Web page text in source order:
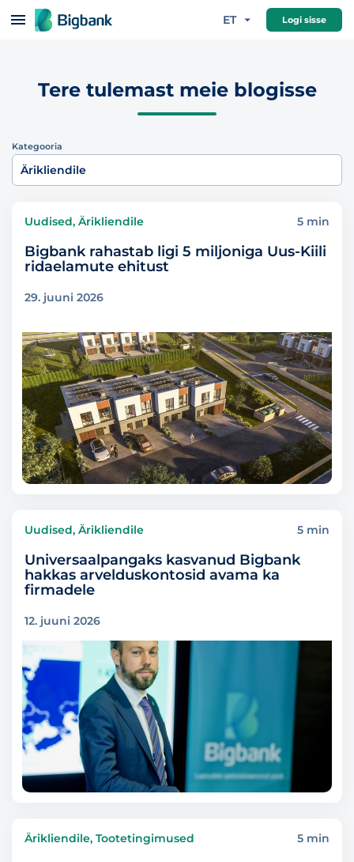
Hüppa sisu juurde ET Logi sisse
Tere tulemast meie blogisse
Kategooria
Ärikliendile
Uudised, Ärikliendile 5 min
Bigbank rahastab ligi 5 miljoniga Uus-Kiili
ridaelamute ehitust
29. juuni 2026
Uudised, Ärikliendile 5 min
Universaalpangaks kasvanud Bigbank
hakkas arvelduskontosid avama ka
firmadele
12. juuni 2026
Ärikliendile, Tootetingimused 5 min